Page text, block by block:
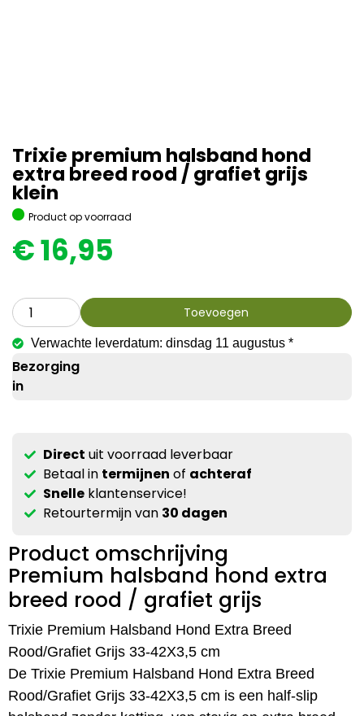
Trixie premium halsband hond
extra breed rood / grafiet grijs
klein
Product op voorraad
€16,95
Toevoegen
Verwachte leverdatum: dinsdag 11 augustus *
Bezorging
in
Direct uit voorraad leverbaar
Betaal in termijnen of achteraf
Snelleklantenservice!
Retourtermijn van 30 dagen
Product omschrijving
Premium halsband hond extra
breed rood / grafiet grijs
Trixie Premium Halsband Hond Extra Breed
Rood/Grafiet Grijs 33-42X3,5 cm
De Trixie Premium Halsband Hond Extra Breed
Rood/Grafiet Grijs 33-42X3,5 cm is een half-slip